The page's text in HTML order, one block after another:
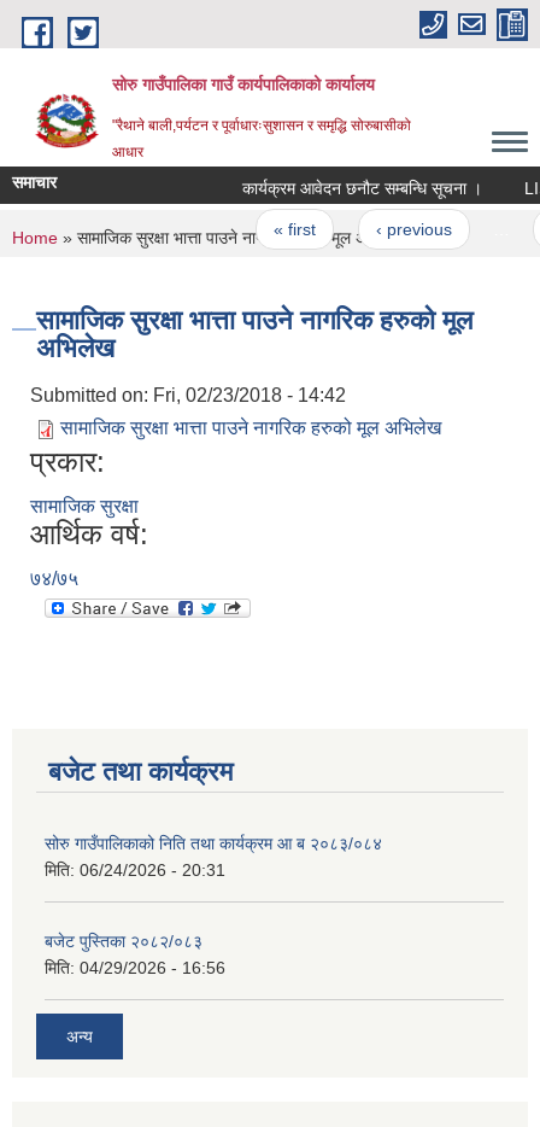
Skip to main content
सोरु गाउँपालिका गाउँ कार्यपालिकाको कार्यालय
"रैथाने बाली,पर्यटन र पूर्वाधारःसुशासन र समृद्धि सोरुबासीको
आधार
समाचार कार्यक्रम आवेदन छनौट सम्बन्धि सूचना ।
Pages
« first ‹ previous
You are here
Home » सामाजिक सुरक्षा भात्ता पाउने नागरिक हरुको मूल अभिलेख
सामाजिक सुरक्षा भात्ता पाउने नागरिक हरुको मूल
अभिलेख
Submitted on: Fri, 02/23/2018 - 14:42
सामाजिक सुरक्षा भात्ता पाउने नागरिक हरुको मूल अभिलेख
प्रकार:
सामाजिक सुरक्षा
आर्थिक वर्ष:
७४/७५
बजेट तथा कार्यक्रम
सोरु गाउँपालिकाको निति तथा कार्यक्रम आ ब २०८३/०८४
मिति: 06/24/2026 - 20:31
बजेट पुस्तिका २०८२/०८३
मिति: 04/29/2026 - 16:56
अन्य